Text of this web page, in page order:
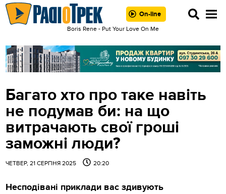
On-line
Boris Rene - Put Your Love On Me
Багато хто про таке навіть
не подумав би: на що
витрачають свої гроші
заможні люди?
ЧЕТВЕР, 21 СЕРПНЯ 2025 20:20
Несподівані приклади вас здивують